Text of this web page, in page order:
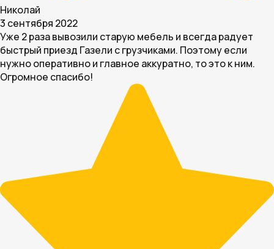
Николай
3 сентября 2022
Уже 2 раза вывозили старую мебель и всегда радует
быстрый приезд Газели с грузчиками. Поэтому если
нужно оперативно и главное аккуратно, то это к ним.
Огромное спасибо!